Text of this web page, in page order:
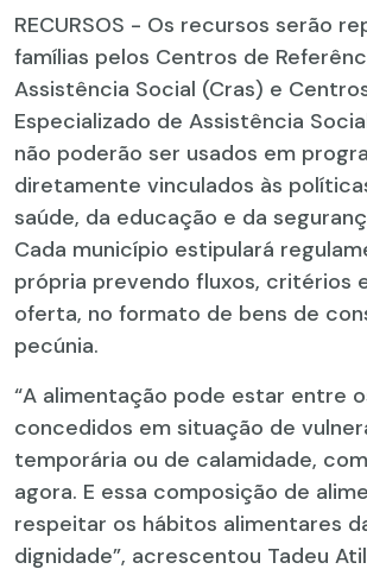
RECURSOS - Os recursos serão
famílias pelos Centros de
Assistência Social (Cras) e
Especializado de Assistência
não poderão ser usados em
diretamente vinculados às
saúde, da educação e da
Cada município estipulará
própria prevendo fluxos, critérios
oferta, no formato de bens de
pecúnia.
“A alimentação pode estar entre
concedidos em situação de
temporária ou de calamidade,
agora. E essa composição de
respeitar os hábitos alimentares
dignidade”, acrescentou Tadeu